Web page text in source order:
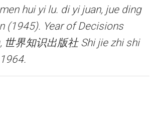
hui yi lu. di yi juan, jue ding
(1945). Year of Decisions
世界知识出版社 Shi jie zhi shi